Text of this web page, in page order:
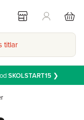
titlar
SKOLSTART15 ❯